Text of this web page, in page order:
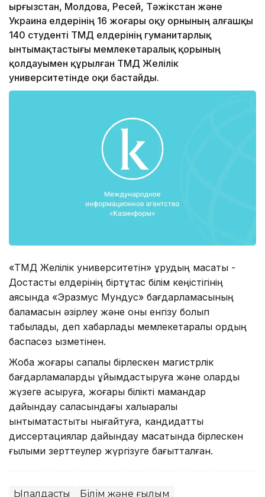
Қырғызстан, Молдова, Ресей, Тәжікстан және
Украина елдерінің 16 жоғары оқу орнының алғашқы
140 студенті ТМД елдерінің гуманитарлық
ынтымақтастығы мемлекетаралық қорының
қолдауымен құрылған ТМД Желілік
университетінде оқи бастайды.
«ТМД Желілік университетін» құрудың мақсаты -
Достастық елдерінің біртұтас білім кеңістігінің
аясында «Эразмус Мундус» бағдарламасының
баламасын әзірлеу және оны енгізу болып
табылады, деп хабарлады мемлекетаралық қордың
баспасөз қызметінен.
Жоба жоғары сапалы бірлескен магистрлік
бағдарламаларды ұйымдастыруға және оларды
жүзеге асыруға, жоғары білікті мамандар
дайындау саласындағы халықаралық
ынтымақтастықты нығайтуға, кандидаттық
диссертациялар дайындау мақсатында бірлескен
ғылыми зерттеулер жүргізуге бағытталған.
Ықпалдастық Білім және ғылым